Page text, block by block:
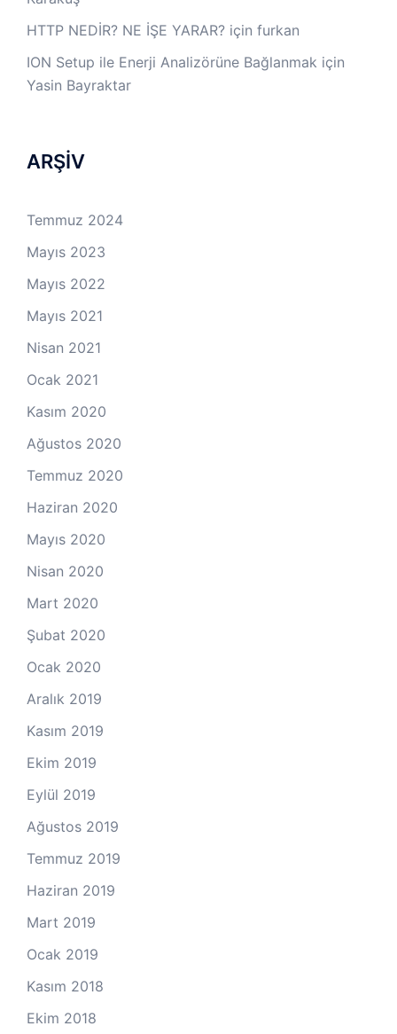
HTTP NEDİR? NE İŞE YARAR? için furkan
ION Setup ile Enerji Analizörüne Bağlanmak için
Yasin Bayraktar
ARŞİV
Temmuz 2024
Mayıs 2023
Mayıs 2022
Mayıs 2021
Nisan 2021
Ocak 2021
Kasım 2020
Ağustos 2020
Temmuz 2020
Haziran 2020
Mayıs 2020
Nisan 2020
Mart 2020
Şubat 2020
Ocak 2020
Aralık 2019
Kasım 2019
Ekim 2019
Eylül 2019
Ağustos 2019
Temmuz 2019
Haziran 2019
Mart 2019
Ocak 2019
Kasım 2018
Ekim 2018